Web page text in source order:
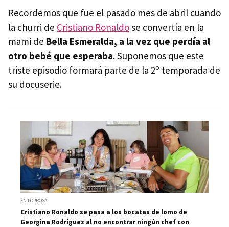
Recordemos que fue el pasado mes de abril cuando
la churri de Cristiano Ronaldose convertía en la
mami de Bella Esmeralda, a la vez que perdía al
otro bebé que esperaba. Suponemos que este
triste episodio formará parte de la 2º temporada de
su docuserie.
EN POPROSA
Cristiano Ronaldo se pasa a los bocatas de lomo de
Georgina Rodríguez al no encontrar ningún chef con